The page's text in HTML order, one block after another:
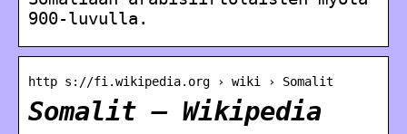
900-luvulla.
http s://fi.wikipedia.org › wiki › Somalit
Somalit – Wikipedia